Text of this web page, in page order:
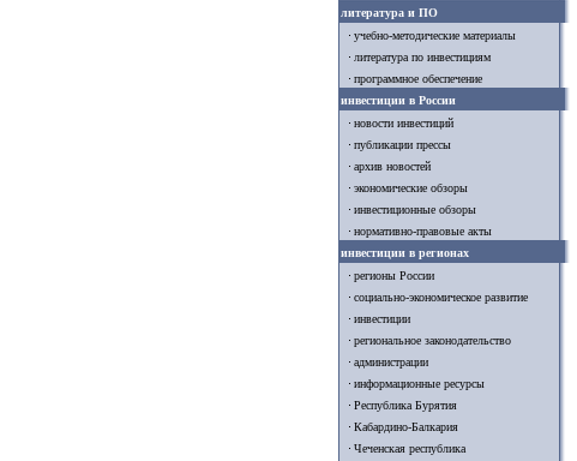
литература и ПО
учебно-методические материалы
литература по инвестициям
программное обеспечение
инвестиции в России
новости инвестиций
публикации прессы
архив новостей
экономические обзоры
инвестиционные обзоры
нормативно-правовые акты
инвестиции в регионах
регионы России
социально-экономическое развитие
инвестиции
региональное законодательство
администрации
информационные ресурсы
Республика Бурятия
Кабардино-Балкария
Чеченская республика